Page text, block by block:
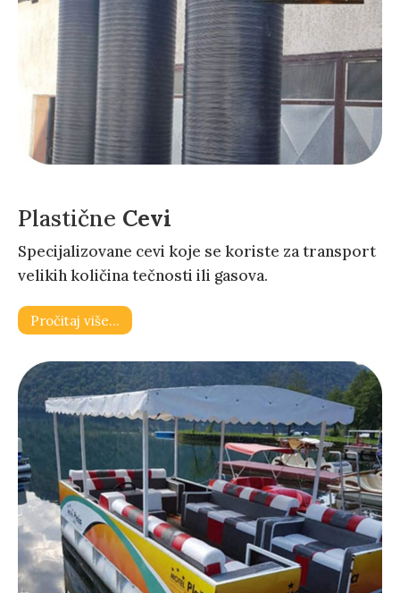
Plastične Cevi
Specijalizovane cevi koje se koriste za transport
velikih količina tečnosti ili gasova.
Pročitaj više…